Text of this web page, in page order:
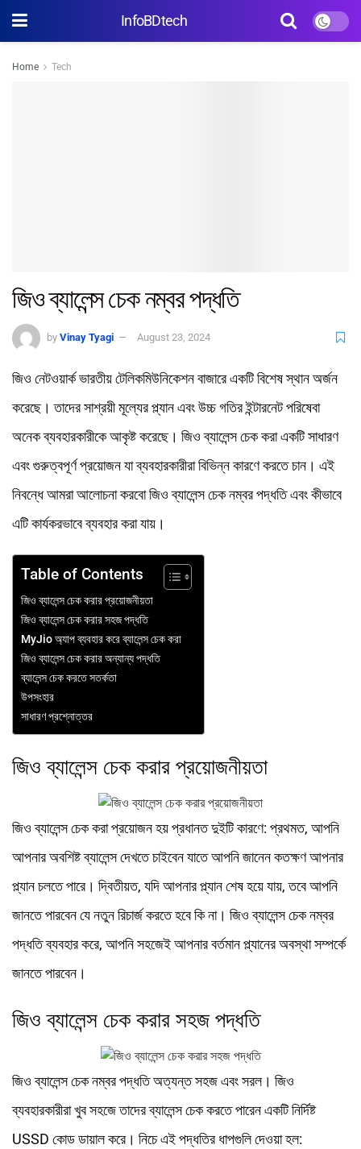
InfoBDtech
Home Tech
জিও ব্যালেন্স চেক নম্বর পদ্ধতি
by Vinay Tyagi August 23, 2024
জিও নেটওয়ার্ক ভারতীয় টেলিকমিউনিকেশন বাজারে একটি বিশেষ স্থান অর্জন
করেছে। তাদের সাশ্রয়ী মূল্যের প্ল্যান এবং উচ্চ গতির ইন্টারনেট পরিষেবা
অনেক ব্যবহারকারীকে আকৃষ্ট করেছে। জিও ব্যালেন্স চেক করা একটি সাধারণ
এবং গুরুত্বপূর্ণ প্রয়োজন যা ব্যবহারকারীরা বিভিন্ন কারণে করতে চান। এই
নিবন্ধে আমরা আলোচনা করবো জিও ব্যালেন্স চেক নম্বর পদ্ধতি এবং কীভাবে
এটি কার্যকরভাবে ব্যবহার করা যায়।
Table of Contents
জিও ব্যালেন্স চেক করার প্রয়োজনীয়তা
জিও ব্যালেন্স চেক করার সহজ পদ্ধতি
MyJio অ্যাপ ব্যবহার করে ব্যালেন্স চেক করা
জিও ব্যালেন্স চেক করার অন্যান্য পদ্ধতি
ব্যালেন্স চেক করতে সতর্কতা
উপসংহার
সাধারণ প্রশ্নোত্তর
জিও ব্যালেন্স চেক করার প্রয়োজনীয়তা
জিও ব্যালেন্স চেক করা প্রয়োজন হয় প্রধানত দুইটি কারণে: প্রথমত, আপনি
আপনার অবশিষ্ট ব্যালেন্স দেখতে চাইবেন যাতে আপনি জানেন কতক্ষণ আপনার
প্ল্যান চলতে পারে। দ্বিতীয়ত, যদি আপনার প্ল্যান শেষ হয়ে যায়, তবে আপনি
জানতে পারবেন যে নতুন রিচার্জ করতে হবে কি না। জিও ব্যালেন্স চেক নম্বর
পদ্ধতি ব্যবহার করে, আপনি সহজেই আপনার বর্তমান প্ল্যানের অবস্থা সম্পর্কে
জানতে পারবেন।
জিও ব্যালেন্স চেক করার সহজ পদ্ধতি
জিও ব্যালেন্স চেক নম্বর পদ্ধতি অত্যন্ত সহজ এবং সরল। জিও
ব্যবহারকারীরা খুব সহজে তাদের ব্যালেন্স চেক করতে পারেন একটি নির্দিষ্ট
USSD কোড ডায়াল করে। নিচে এই পদ্ধতির ধাপগুলি দেওয়া হল: